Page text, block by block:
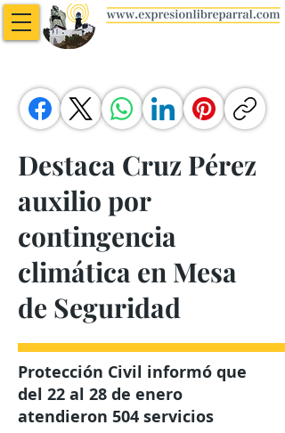
Destaca Cruz Pérez
auxilio por
contingencia
climática en Mesa
de Seguridad
Protección Civil informó que
del 22 al 28 de enero
atendieron 504 servicios